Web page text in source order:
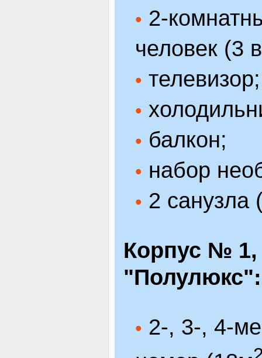
• 2-
человек (3
• телевизор;
•
• балкон;
• набор
• 2 санузла
Корпус №
"Полулюкс":
• 2-, 3-, 4-